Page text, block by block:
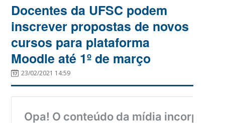
Docentes da UFSC podem
inscrever propostas de novos
cursos para plataforma
Moodle até 1º de março
23/02/2021 14:59